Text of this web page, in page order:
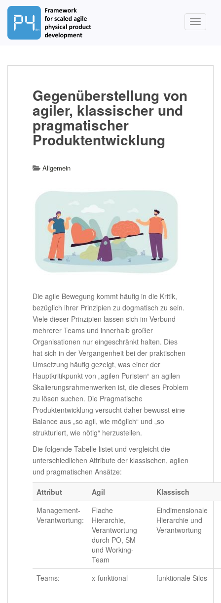
Gegenüberstellung von
agiler, klassischer und
pragmatischer
Produktentwicklung
Allgemein
Die agile Bewegung kommt häufig in die Kritik,
bezüglich ihrer Prinzipien zu dogmatisch zu sein.
Viele dieser Prinzipien lassen sich im Verbund
mehrerer Teams und innerhalb großer
Organisationen nur eingeschränkt halten. Dies
hat sich in der Vergangenheit bei der praktischen
Umsetzung häufig gezeigt, was einer der
Hauptkritikpunkt von „agilen Puristen“ an agilen
Skalierungsrahmenwerken ist, die dieses Problem
zu lösen suchen. Die Pragmatische
Produktentwicklung versucht daher bewusst eine
Balance aus „so agil, wie möglich“ und „so
strukturiert, wie nötig“ herzustellen.
Die folgende Tabelle listet und vergleicht die
unterschiedlichen Attribute der klassischen, agilen
und pragmatischen Ansätze:
Attribut Agil
Klassisch
Management-
Verantwortung:
Flache
Hierarchie,
Verantwortung
durch PO, SM
und Working-
Team
Eindimensionale
Hierarchie und
Verantwortung
Teams: x-funktional funktionale Silos